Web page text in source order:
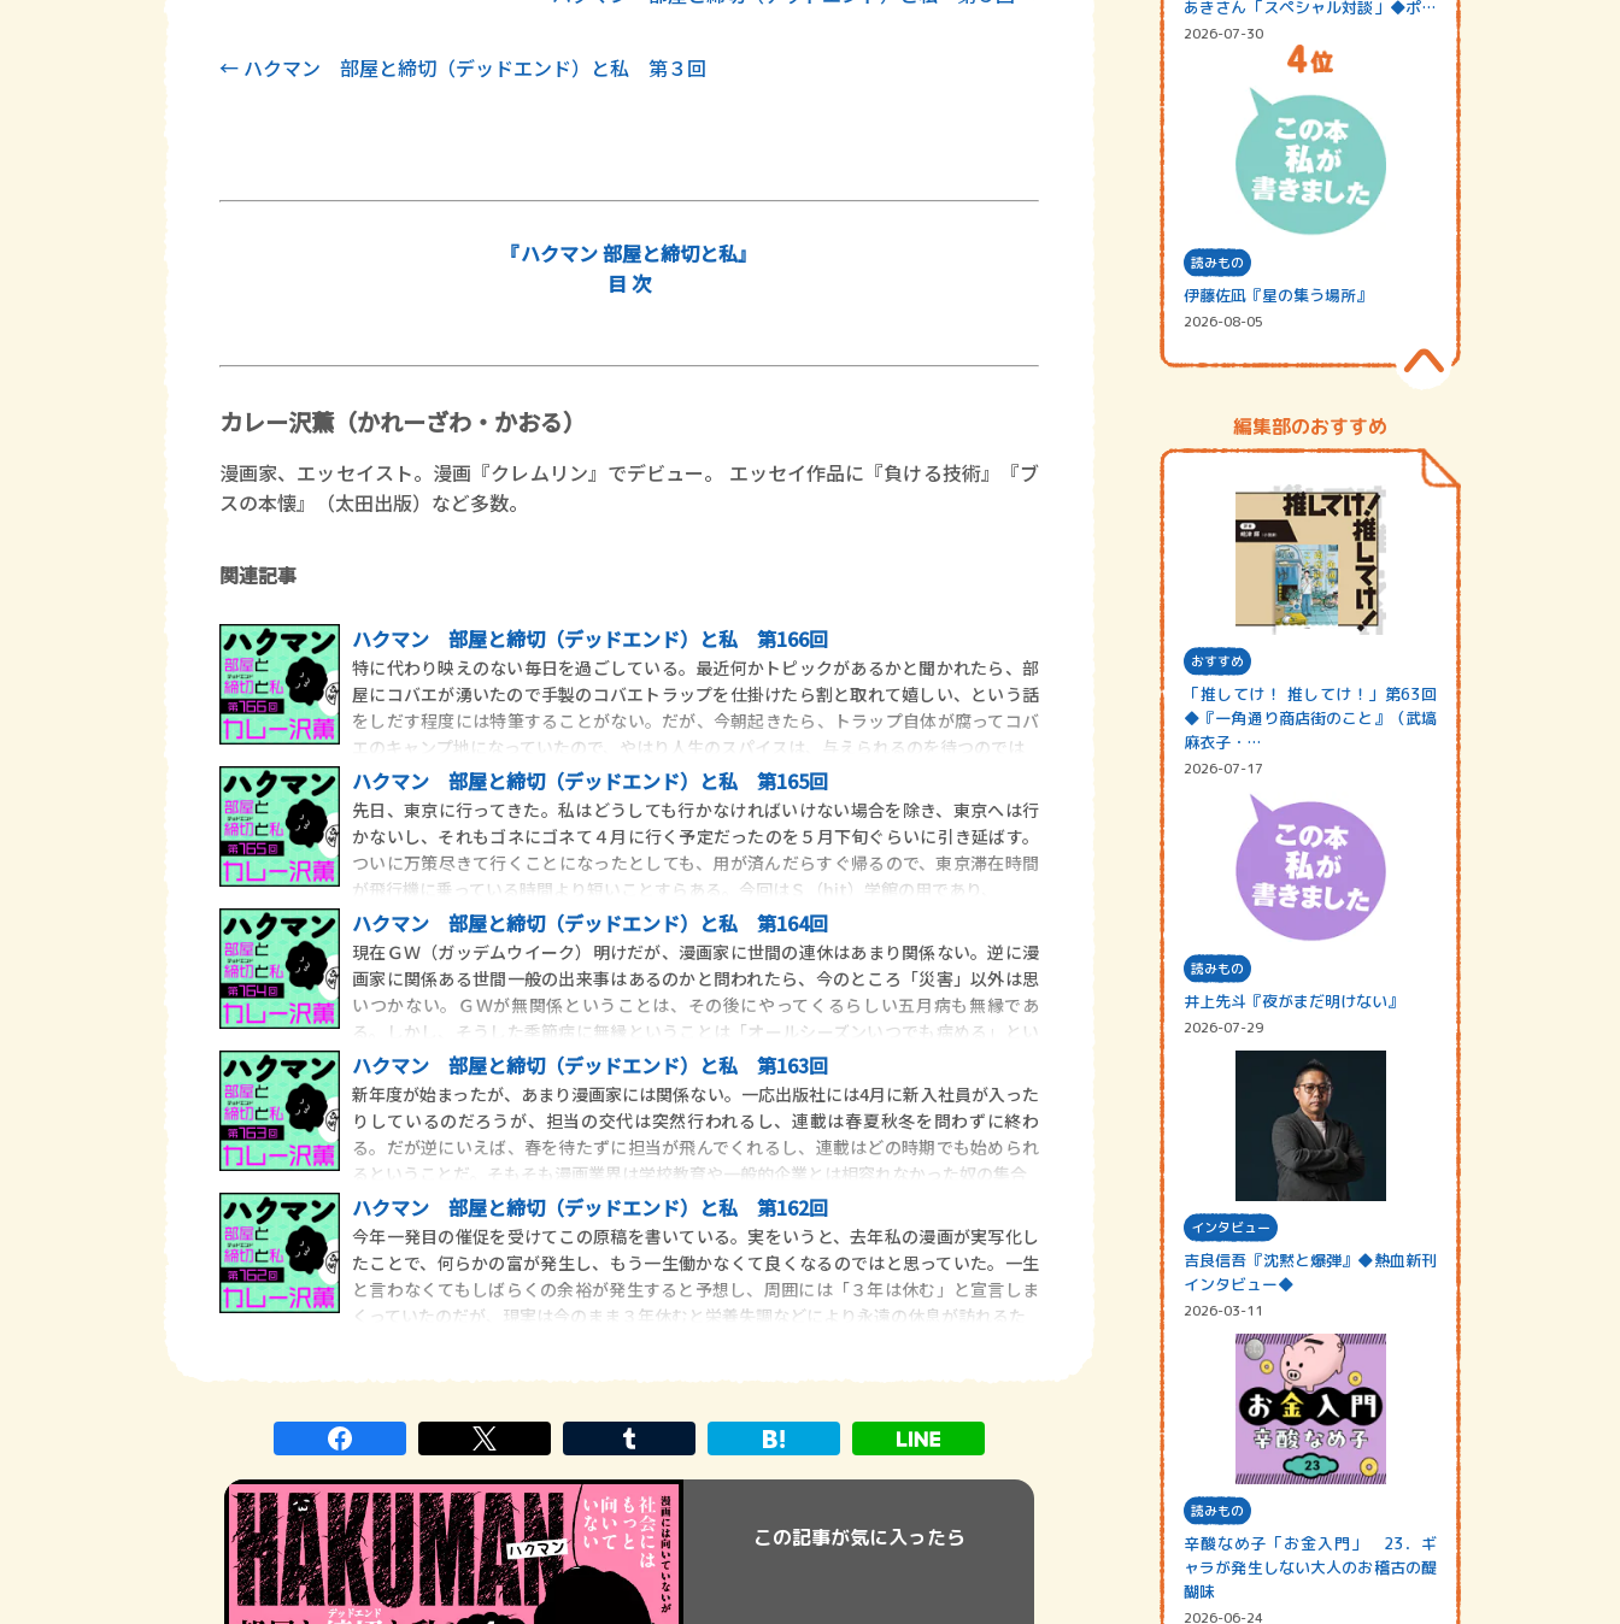
前記事
ハクマン 部屋と締切（デッドエンド）と私 第３回
『ハクマン 部屋と締切と私』
目 次
カレー沢薫（かれーざわ・かおる）
漫画家、エッセイスト。漫画『クレムリン』でデビュー。 エッセイ作品に『負ける技術』『ブ
スの本懐』（太田出版）など多数。
関連記事
ハクマン 部屋と締切（デッドエンド）と私 第166回
特に代わり映えのない毎日を過ごしている。最近何かトピックがあるかと聞かれたら、部
屋にコバエが湧いたので手製のコバエトラップを仕掛けたら割と取れて嬉しい、という話
をしだす程度には特筆することがない。だが、今朝起きたら、トラップ自体が腐ってコバ
エのキャンプ地になっていたので、やはり人生のスパイスは、与えられるのを待つのでは
ハクマン 部屋と締切（デッドエンド）と私 第165回
先日、東京に行ってきた。私はどうしても行かなければいけない場合を除き、東京へは行
かないし、それもゴネにゴネて４月に行く予定だったのを５月下旬ぐらいに引き延ばす。
ついに万策尽きて行くことになったとしても、用が済んだらすぐ帰るので、東京滞在時間
が飛行機に乗っている時間より短いことすらある。今回はＳ（hit）学館の用であり、
ハクマン 部屋と締切（デッドエンド）と私 第164回
現在ＧＷ（ガッデムウイーク）明けだが、漫画家に世間の連休はあまり関係ない。逆に漫
画家に関係ある世間一般の出来事はあるのかと問われたら、今のところ「災害」以外は思
いつかない。ＧＷが無関係ということは、その後にやってくるらしい五月病も無縁であ
る。しかし、そうした季節病に無縁ということは「オールシーズンいつでも病める」とい
う
ハクマン 部屋と締切（デッドエンド）と私 第163回
新年度が始まったが、あまり漫画家には関係ない。一応出版社には4月に新入社員が入った
りしているのだろうが、担当の交代は突然行われるし、連載は春夏秋冬を問わずに終わ
る。だが逆にいえば、春を待たずに担当が飛んでくれるし、連載はどの時期でも始められ
るということだ。そもそも漫画業界は学校教育や一般的企業とは相容れなかった奴の集合
ハクマン 部屋と締切（デッドエンド）と私 第162回
今年一発目の催促を受けてこの原稿を書いている。実をいうと、去年私の漫画が実写化し
たことで、何らかの富が発生し、もう一生働かなくて良くなるのではと思っていた。一生
と言わなくてもしばらくの余裕が発生すると予想し、周囲には「３年は休む」と宣言しま
くっていたのだが、現実は今のまま３年休むと栄養失調などにより永遠の休息が訪れるた
この記事が気に入ったら
あきさん「スペシャル対談」◆ポッ
ドキャスト…
2026-07-30
読みもの
伊藤佐凪『星の集う場所』
2026-08-05
編集部のおすすめ
おすすめ
「推してけ！ 推してけ！」第63回
◆『一角通り商店街のこと』（武塙
麻衣子・…
2026-07-17
読みもの
井上先斗『夜がまだ明けない』
2026-07-29
インタビュー
吉良信吾『沈黙と爆弾』◆熱血新刊
インタビュー◆
2026-03-11
読みもの
辛酸なめ子「お金入門」 23．ギ
ャラが発生しない大人のお稽古の醍
醐味
2026-06-24